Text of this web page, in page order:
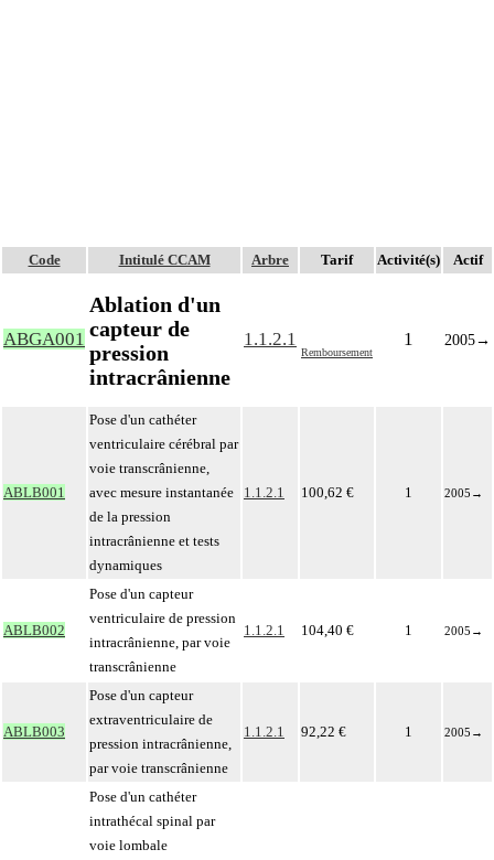
Code Intitulé CCAM Arbre Tarif Activité(s) Actif
ABGA001
Ablation d'un
capteur de
pression
intracrânienne
1.1.2.1
Remboursement
1 2005→
ABLB001
Pose d'un cathéter
ventriculaire cérébral par
voie transcrânienne,
avec mesure instantanée
de la pression
intracrânienne et tests
dynamiques
1.1.2.1 100,62 € 1 2005 →
ABLB002
Pose d'un capteur
ventriculaire de pression
intracrânienne, par voie
transcrânienne
1.1.2.1 104,40 € 1 2005 →
ABLB003
Pose d'un capteur
extraventriculaire de
pression intracrânienne,
par voie transcrânienne
1.1.2.1 92,22 € 1 2005 →
Pose d'un cathéter
intrathécal spinal par
voie lombale